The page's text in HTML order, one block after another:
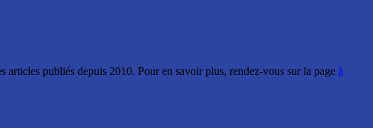
publiés depuis 2010. Pour en savoir plus, rendez-vous sur la page à